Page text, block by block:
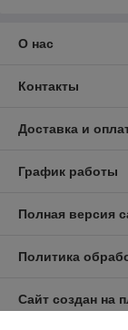
О нас
Контакты
Доставка и
График работы
Полная версия
Политика
Сайт создан на